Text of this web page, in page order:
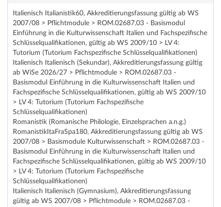
Italienisch Italianistik60, Akkreditierungsfassung gültig ab WS
2007/08 > Pflichtmodule > ROM.02687.03 - Basismodul
Einführung in die Kulturwissenschaft Italien und Fachspezifische
Schlüsselqualifikationen, gültig ab WS 2009/10 > LV 4:
Tutorium (Tutorium Fachspezifische Schlüsselqualifikationen)
Italienisch Italienisch (Sekundar), Akkreditierungsfassung gültig
ab WiSe 2026/27 > Pflichtmodule > ROM.02687.03 -
Basismodul Einführung in die Kulturwissenschaft Italien und
Fachspezifische Schlüsselqualifikationen, gültig ab WS 2009/10
> LV 4: Tutorium (Tutorium Fachspezifische
Schlüsselqualifikationen)
Romanistik (Romanische Philologie, Einzelsprachen a.n.g.)
RomanistikItaFraSpa180, Akkreditierungsfassung gültig ab WS
2007/08 > Basismodule Kulturwissenschaft > ROM.02687.03 -
Basismodul Einführung in die Kulturwissenschaft Italien und
Fachspezifische Schlüsselqualifikationen, gültig ab WS 2009/10
> LV 4: Tutorium (Tutorium Fachspezifische
Schlüsselqualifikationen)
Italienisch Italienisch (Gymnasium), Akkreditierungsfassung
gültig ab WS 2007/08 > Pflichtmodule > ROM.02687.03 -